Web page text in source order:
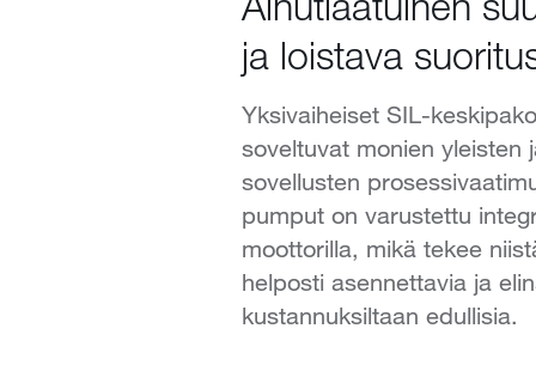
ja loistava
Yksivaiheiset SIL-
soveltuvat monien yleisten
sovellusten
pumput on varustettu
moottorilla, mikä tekee
helposti asennettavia ja
kustannuksiltaan edullisia.